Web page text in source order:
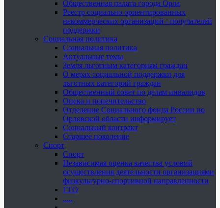
Общественная палата города Орла
Реестр социально ориентированных
некоммерческих организаций - получателей
поддержки
Социальная политика
Социальная политика
Актуальные темы
Земля льготным категориям граждан
О мерах социальной поддержки для
льготных категорий граждан
Общественный совет по делам инвалидов
Опека и попечительство
Отделение Социального фонда России по
Орловской области информирует
Социальный контракт
Старшее поколение
Спорт
Спорт
Независимая оценка качества условий
осуществления деятельности организациями
физкультурно-спортивной направленности
ГТО
.....